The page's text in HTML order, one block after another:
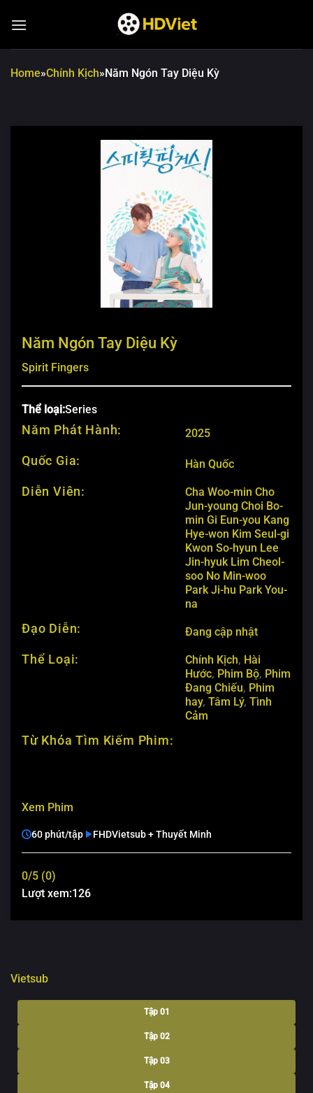
đến
Home»Chính Kịch»Năm Ngón Tay Diệu Kỳ
Năm Ngón Tay Diệu Kỳ
Spirit Fingers
Thể loại:Series
Năm Phát Hành: 2025
Quốc Gia: Hàn Quốc
Diễn Viên: Cha Woo-min Cho
Jun-young Choi Bo-
min Gi Eun-you Kang
Hye-won Kim Seul-gi
Kwon So-hyun Lee
Jin-hyuk Lim Cheol-
soo No Min-woo
Park Ji-hu Park You-
na
Đạo Diễn: Đang cập nhật
Thể Loại: Chính Kịch, Hài
Hước, Phim Bộ, Phim
Đang Chiếu, Phim
hay, Tâm Lý, Tình
Cảm
Từ Khóa Tìm Kiếm Phim:
Xem Phim
60 phút/tập FHDVietsub + Thuyết Minh
0/5 (0)
Lượt xem:126
Vietsub
Tập 01
Tập 02
Tập 03
Tập 04